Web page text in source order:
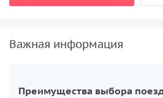
Важная информация
Преимущества выбора